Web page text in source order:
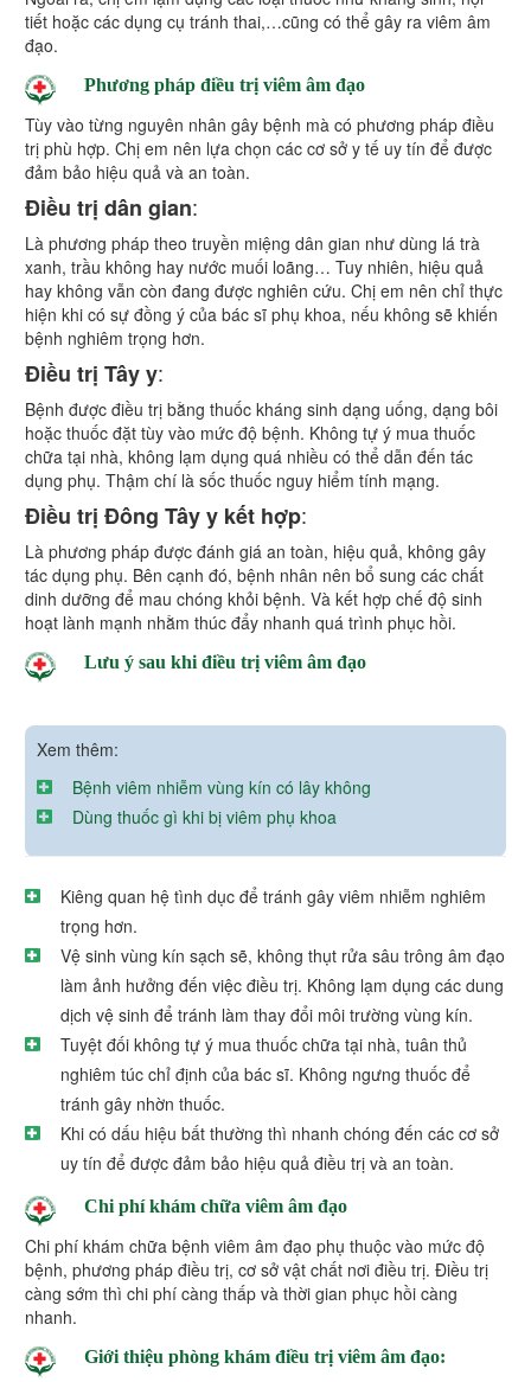
tiết hoặc các dụng cụ tránh thai,…cũng có thể gây ra viêm âm
đạo.
Phương pháp điều trị viêm âm đạo
Tùy vào từng nguyên nhân gây bệnh mà có phương pháp điều
trị phù hợp. Chị em nên lựa chọn các cơ sở y tế uy tín để được
đảm bảo hiệu quả và an toàn.
Điều trị dân gian:
Là phương pháp theo truyền miệng dân gian như dùng lá trà
xanh, trầu không hay nước muối loãng… Tuy nhiên, hiệu quả
hay không vẫn còn đang được nghiên cứu. Chị em nên chỉ thực
hiện khi có sự đồng ý của bác sĩ phụ khoa, nếu không sẽ khiến
bệnh nghiêm trọng hơn.
Điều trị Tây y:
Bệnh được điều trị bằng thuốc kháng sinh dạng uống, dạng bôi
hoặc thuốc đặt tùy vào mức độ bệnh. Không tự ý mua thuốc
chữa tại nhà, không lạm dụng quá nhiều có thể dẫn đến tác
dụng phụ. Thậm chí là sốc thuốc nguy hiểm tính mạng.
Điều trị Đông Tây y kết hợp:
Là phương pháp được đánh giá an toàn, hiệu quả, không gây
tác dụng phụ. Bên cạnh đó, bệnh nhân nên bổ sung các chất
dinh dưỡng để mau chóng khỏi bệnh. Và kết hợp chế độ sinh
hoạt lành mạnh nhằm thúc đẩy nhanh quá trình phục hồi.
Lưu ý sau khi điều trị viêm âm đạo
Xem thêm:
Bệnh viêm nhiễm vùng kín có lây không
Dùng thuốc gì khi bị viêm phụ khoa
Kiêng quan hệ tình dục để tránh gây viêm nhiễm nghiêm
trọng hơn.
Vệ sinh vùng kín sạch sẽ, không thụt rửa sâu trông âm đạo
làm ảnh hưởng đến việc điều trị. Không lạm dụng các dung
dịch vệ sinh để tránh làm thay đổi môi trường vùng kín.
Tuyệt đối không tự ý mua thuốc chữa tại nhà, tuân thủ
nghiêm túc chỉ định của bác sĩ. Không ngưng thuốc để
tránh gây nhờn thuốc.
Khi có dấu hiệu bất thường thì nhanh chóng đến các cơ sở
uy tín để được đảm bảo hiệu quả điều trị và an toàn.
Chi phí khám chữa viêm âm đạo
Chi phí khám chữa bệnh viêm âm đạo phụ thuộc vào mức độ
bệnh, phương pháp điều trị, cơ sở vật chất nơi điều trị. Điều trị
càng sớm thì chi phí càng thấp và thời gian phục hồi càng
nhanh.
Giới thiệu phòng khám điều trị viêm âm đạo: